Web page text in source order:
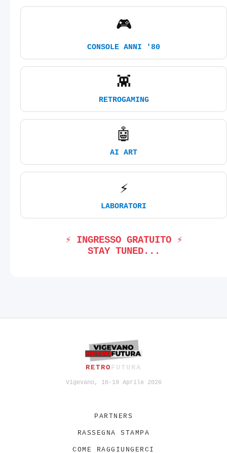
🎮
CONSOLE ANNI '80
👾
RETROGAMING
🤖
AI ART
⚡
LABORATORI
⚡ INGRESSO GRATUITO ⚡
STAY TUNED...
RETROFUTURA
Vigevano, 16-19 Aprile 2026
PARTNERS
RASSEGNA STAMPA
COME RAGGIUNGERCI